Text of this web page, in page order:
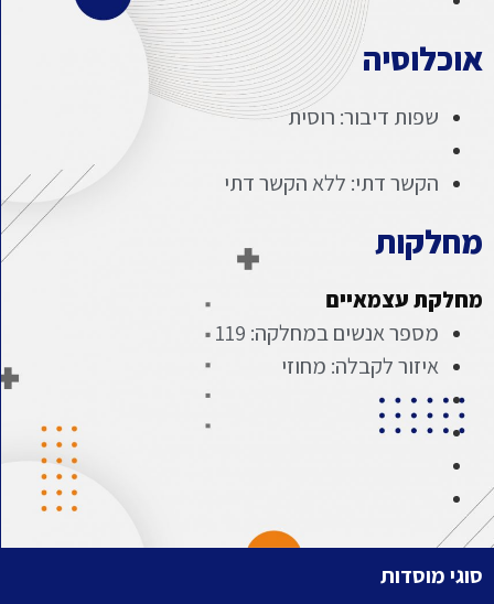
אוכלוסיה
שפות דיבור: רוסית
הקשר דתי: ללא הקשר דתי
מחלקות
מחלקת עצמאיים
מספר אנשים במחלקה: 119
איזור לקבלה: מחוזי
סוגי מוסדות